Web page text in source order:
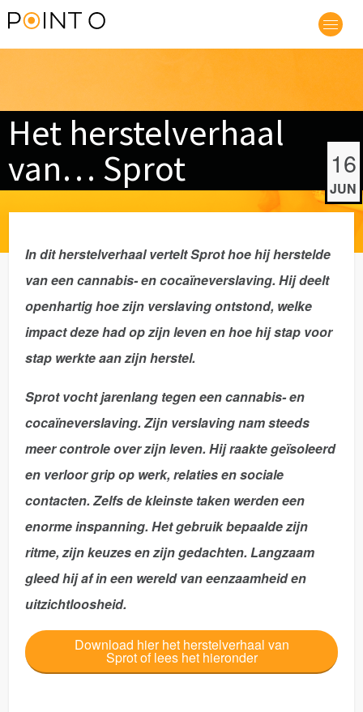
Het herstelverhaal
van… Sprot
16
JUN
In dit herstelverhaal vertelt Sprot hoe hij herstelde
van een cannabis- en cocaïneverslaving. Hij deelt
openhartig hoe zijn verslaving ontstond, welke
impact deze had op zijn leven en hoe hij stap voor
stap werkte aan zijn herstel.
Sprotvocht jarenlang tegen een cannabis- en
cocaïneverslaving. Zijn verslaving nam steeds
meer controle over zijn leven. Hij raakte geïsoleerd
en verloor grip op werk, relaties en sociale
contacten. Zelfs de kleinste taken werden een
enorme inspanning. Het gebruik bepaalde zijn
ritme, zijn keuzes en zijn gedachten. Langzaam
gleed hij af in een wereld van eenzaamheid en
uitzichtloosheid.
Download hier het herstelverhaal van
Sprot of lees het hieronder